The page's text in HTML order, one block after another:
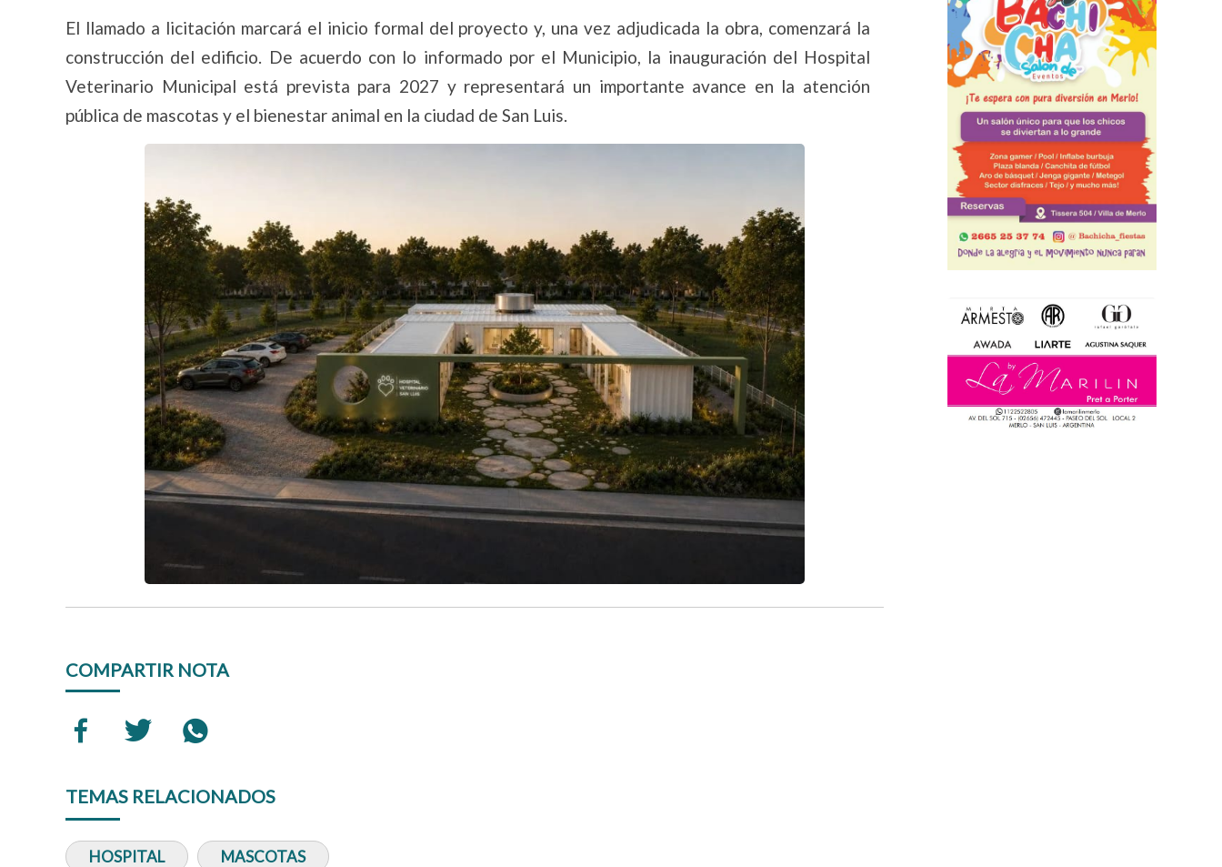
El llamado a licitación marcará el inicio formal del proyecto y, una vez adjudicada la obra, comenzará la
construcción del edificio. De acuerdo con lo informado por el Municipio, la inauguración del Hospital
Veterinario Municipal está prevista para 2027 y representará un importante avance en la atención
pública de mascotas y el bienestar animal en la ciudad de San Luis.
COMPARTIR NOTA
TEMAS RELACIONADOS
HOSPITAL MASCOTAS